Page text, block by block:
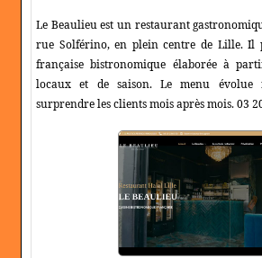
Le Beaulieu est un restaurant
rue Solférino, en plein centre de Lille. Il
française bistronomique élaborée à
locaux et de saison. Le menu évolue
surprendre les clients mois après mois. 03